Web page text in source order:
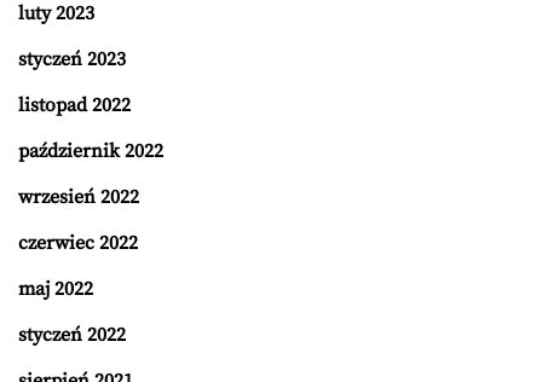
luty 2023
styczeń 2023
listopad 2022
październik 2022
wrzesień 2022
czerwiec 2022
maj 2022
styczeń 2022